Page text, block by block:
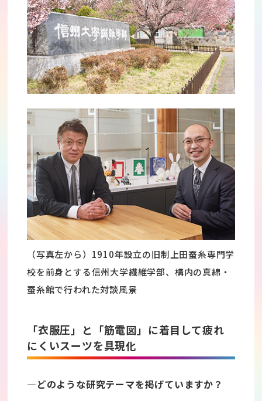
（写真左から）1910年設立の旧制上田蚕糸専門学
校を前身とする信州大学繊維学部、構内の真綿・
蚕糸館で行われた対談風景
「衣服圧」と「筋電図」に着目して疲れ
にくいスーツを具現化
―どのような研究テーマを掲げていますか？